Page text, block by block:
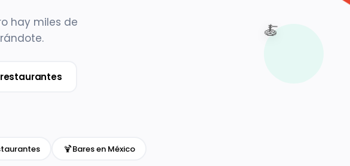
hay miles de
🍹Bares en México
🍝